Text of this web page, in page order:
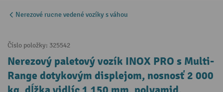
Nerezové rucne vedené vozíky s váhou
Číslo položky: 325542
Nerezový paletový vozík INOX PRO s Multi-
Range dotykovým displejom, nosnosť 2 000